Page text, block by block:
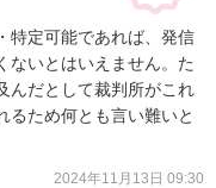
特定可能であれば、発信
ないとはいえません。た
んだとして裁判所がこれ
るため何とも言い難いと
2024年11月13日 09:30